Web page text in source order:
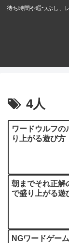
待ち時間や暇つぶし、
4人
ワードウルフの
り上がる遊び方
朝までそれ正解
で盛り上がる遊
NGワードゲー